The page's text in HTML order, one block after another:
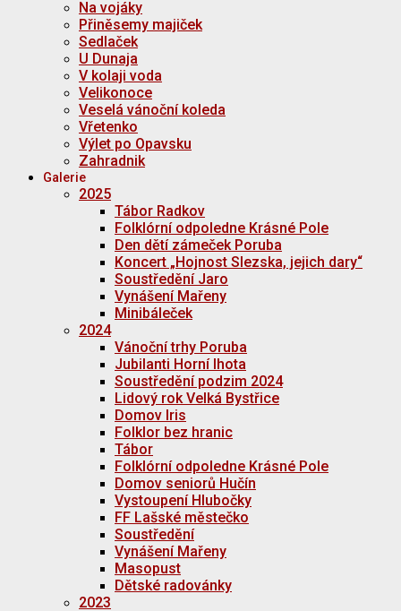
Na vojáky
Přiněsemy majiček
Sedlaček
U Dunaja
V kolaji voda
Velikonoce
Veselá vánoční koleda
Vřetenko
Výlet po Opavsku
Zahradnik
Galerie
2025
Tábor Radkov
Folklórní odpoledne Krásné Pole
Den dětí zámeček Poruba
Koncert „Hojnost Slezska, jejich dary“
Soustředění Jaro
Vynášení Mařeny
Minibáleček
2024
Vánoční trhy Poruba
Jubilanti Horní lhota
Soustředění podzim 2024
Lidový rok Velká Bystřice
Domov Iris
Folklor bez hranic
Tábor
Folklórní odpoledne Krásné Pole
Domov seniorů Hučín
Vystoupení Hlubočky
FF Lašské městečko
Soustředění
Vynášení Mařeny
Masopust
Dětské radovánky
2023